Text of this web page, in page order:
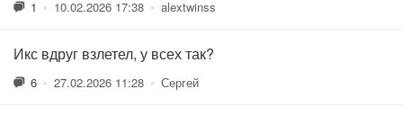
1 • 10.02.2026 17:38 • alextwinss
Икс вдруг взлетел, у всех так?
6 • 27.02.2026 11:28 • Сергей